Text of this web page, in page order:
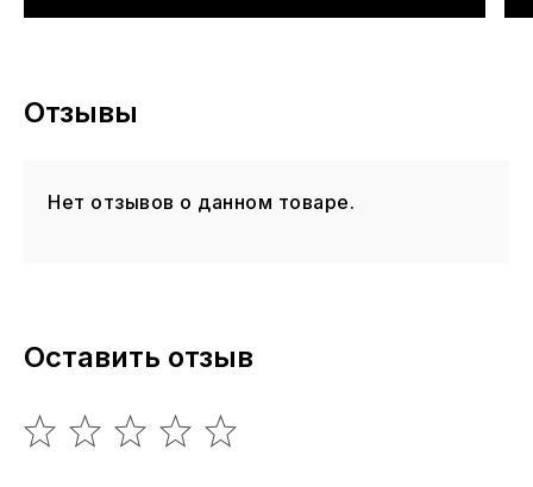
Отзывы
Нет отзывов о данном товаре.
Оставить отзыв